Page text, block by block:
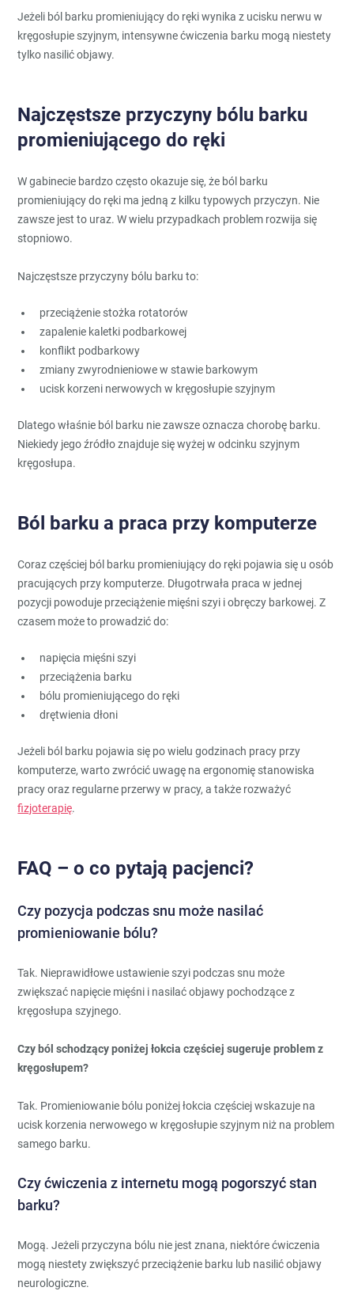
Jeżeli ból barku promieniujący do ręki wynika z ucisku nerwu w
kręgosłupie szyjnym, intensywne ćwiczenia barku mogą niestety
tylko nasilić objawy.
Najczęstsze przyczyny bólu barku
promieniującego do ręki
W gabinecie bardzo często okazuje się, że ból barku
promieniujący do ręki ma jedną z kilku typowych przyczyn. Nie
zawsze jest to uraz. W wielu przypadkach problem rozwija się
stopniowo.
Najczęstsze przyczyny bólu barku to:
przeciążenie stożka rotatorów
zapalenie kaletki podbarkowej
konflikt podbarkowy
zmiany zwyrodnieniowe w stawie barkowym
ucisk korzeni nerwowych w kręgosłupie szyjnym
Dlatego właśnie ból barku nie zawsze oznacza chorobę barku.
Niekiedy jego źródło znajduje się wyżej w odcinku szyjnym
kręgosłupa.
Ból barku a praca przy komputerze
Coraz częściej ból barku promieniujący do ręki pojawia się u osób
pracujących przy komputerze. Długotrwała praca w jednej
pozycji powoduje przeciążenie mięśni szyi i obręczy barkowej. Z
czasem może to prowadzić do:
napięcia mięśni szyi
przeciążenia barku
bólu promieniującego do ręki
drętwienia dłoni
Jeżeli ból barku pojawia się po wielu godzinach pracy przy
komputerze, warto zwrócić uwagę na ergonomię stanowiska
pracy oraz regularne przerwy w pracy, a także rozważyć
fizjoterapię.
FAQ – o co pytają pacjenci?
Czy pozycja podczas snu może nasilać
promieniowanie bólu?
Tak. Nieprawidłowe ustawienie szyi podczas snu może
zwiększać napięcie mięśni i nasilać objawy pochodzące z
kręgosłupa szyjnego.
Czy ból schodzący poniżej łokcia częściej sugeruje problem z
kręgosłupem?
Tak. Promieniowanie bólu poniżej łokcia częściej wskazuje na
ucisk korzenia nerwowego w kręgosłupie szyjnym niż na problem
samego barku.
Czy ćwiczenia z internetu mogą pogorszyć stan
barku?
Mogą. Jeżeli przyczyna bólu nie jest znana, niektóre ćwiczenia
mogą niestety zwiększyć przeciążenie barku lub nasilić objawy
neurologiczne.